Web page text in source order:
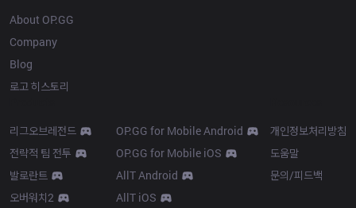
About OP.GG
Company
Blog
로고 히스토리
리그오브레전드
전략적 팀 전투
발로란트
오버워치2
OP.GG for Mobile Android
OP.GG for Mobile iOS
AllT Android
AllT iOS
개인정보처리방침
도움말
문의/피드백